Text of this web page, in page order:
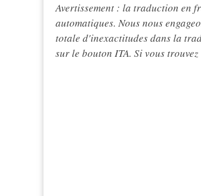
Avertissement : la traduction en
automatiques. Nous nous
totale d'inexactitudes dans la
sur le bouton ITA. Si vous